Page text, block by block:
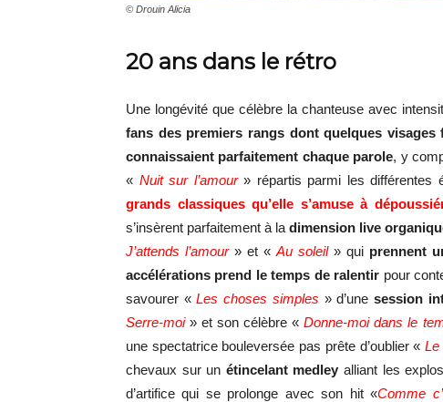
© Drouin Alicia
20 ans dans le rétro
Une longévité que célèbre la chanteuse avec
fans des premiers rangs dont quelques visages
connaissaient parfaitement chaque parole, y
« Nuit sur l’amour» répartis parmi les différentes
grands classiques qu’elle s’amuse à
s’insèrent parfaitement à la dimension live
J’attends l’amour» et « Au soleil» qui prennent
accélérations prend le temps de ralentir pour
savourer «Les choses simples » d’une session
Serre-moi» et son célèbre «Donne-moi dans le
une spectatrice bouleversée pas prête d’oublier «Le
chevaux sur un étincelant medley alliant les
d’artifice qui se prolonge avec son hit «Comme